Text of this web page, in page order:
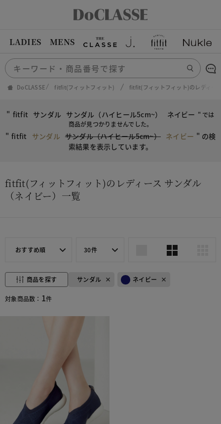
LADIES MENS
DoCLASSE fitfit(フィットフィット) fitfit(フィットフィット)のレディー
" fitfit サンダル サンダル（ハイヒール5cm~） ネイビー " では
商品が見つかりませんでした。
" fitfit サンダル サンダル（ハイヒール5cm~） ネイビー " の検
索結果を表示しています。
fitfit(フィットフィット)のレディース サンダル
（ネイビー）一覧
おすすめ順 30件
商品を探す サンダル ネイビー
対象商品数： 1件